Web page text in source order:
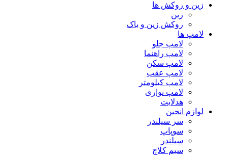
زین و روکش ها
زین
روکش زین و باک
لامپ ها
لامپ جلو
لامپ راهنما
لامپ سکن
لامپ عقب
لامپ کیلومتر
لامپ نواری
هدلایت
لوازم انجین
سر سیلندر
سوپاپ
سیلندر
سیم کلاچ